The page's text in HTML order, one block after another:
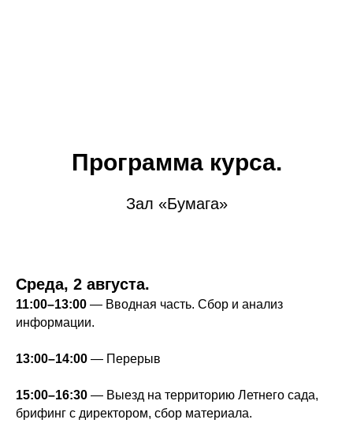
Программа курса.
Зал «Бумага»
Среда, 2 августа.
11:00–13:00 — Вводная часть. Сбор и анализ
информации.
13:00–14:00 — Перерыв
15:00–16:30 — Выезд на территорию Летнего сада,
брифинг с директором, сбор материала.